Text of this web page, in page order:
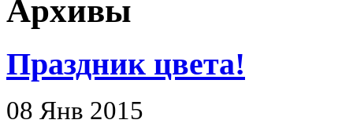
Архивы
Праздник цвета!
08 Янв 2015